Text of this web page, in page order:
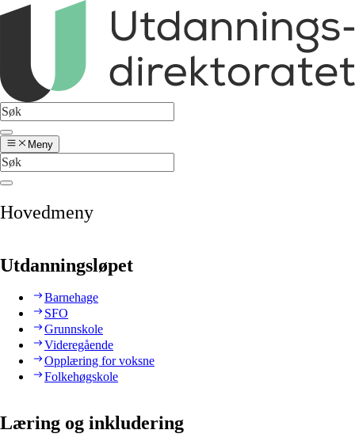
Meny
Hovedmeny
Utdanningsløpet
Barnehage
SFO
Grunnskole
Videregående
Opplæring for voksne
Folkehøgskole
Læring og inkludering